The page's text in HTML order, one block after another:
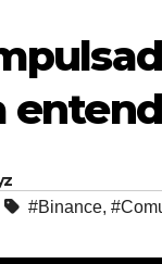
#Binance,